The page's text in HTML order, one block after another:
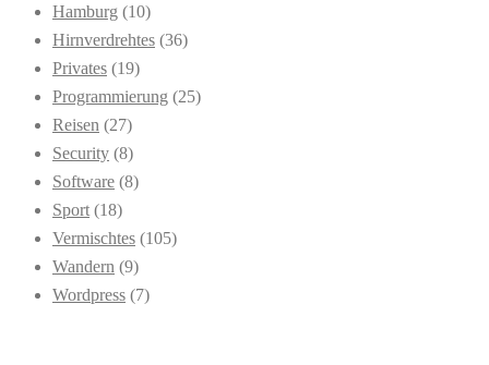
Hamburg (10)
Hirnverdrehtes (36)
Privates (19)
Programmierung (25)
Reisen (27)
Security (8)
Software (8)
Sport (18)
Vermischtes (105)
Wandern (9)
Wordpress (7)